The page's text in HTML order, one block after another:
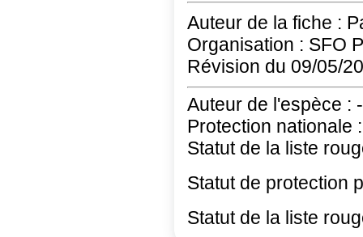
Auteur de la fiche :
Organisation : SFO
Révision du 09/05/
Auteur de l'espèce : -
Protection nationale :
Statut de la liste
Statut de protection
Statut de la liste